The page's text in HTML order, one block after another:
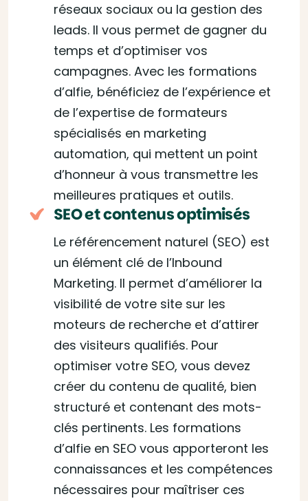
réseaux sociaux ou la gestion des
leads. Il vous permet de gagner du
temps et d’optimiser vos
campagnes. Avec les formations
d’alfie, bénéficiez de l’expérience et
de l’expertise de formateurs
spécialisés en marketing
automation, qui mettent un point
d’honneur à vous transmettre les
meilleures pratiques et outils.
SEO et contenus optimisés
Le référencement naturel (SEO) est
un élément clé de l’Inbound
Marketing. Il permet d’améliorer la
visibilité de votre site sur les
moteurs de recherche et d’attirer
des visiteurs qualifiés. Pour
optimiser votre SEO, vous devez
créer du contenu de qualité, bien
structuré et contenant des mots-
clés pertinents. Les formations
d’alfie en SEO vous apporteront les
connaissances et les compétences
nécessaires pour maîtriser ces